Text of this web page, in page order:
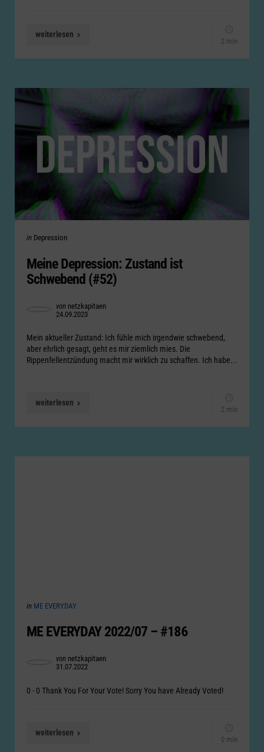
weiterlesen
2 min
Categories
Posted
in Depression
Meine Depression: Zustand ist
Schwebend (#52)
Posted
by
von netzkapitaen
24.09.2023
Mein aktueller Zustand: Ich fühle mich irgendwie schwebend,
aber ehrlich gesagt, geht es mir ziemlich mies. Die
Rippenfellentzündung macht mir wirklich zu schaffen. Ich habe...
weiterlesen
2 min
Categories
Posted
in ME EVERYDAY
ME EVERYDAY 2022/07 – #186
Posted
by
von netzkapitaen
31.07.2022
0 - 0 Thank You For Your Vote! Sorry You have Already Voted!
weiterlesen
0 min